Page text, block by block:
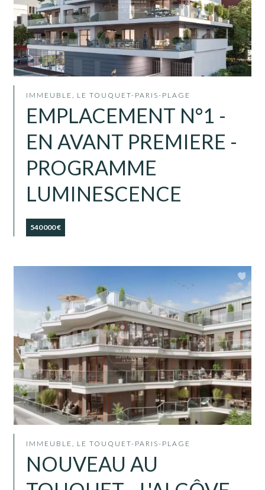
IMMEUBLE, LE TOUQUET-PARIS-PLAGE
EMPLACEMENT N°1 -
EN AVANT PREMIERE -
PROGRAMME
LUMINESCENCE
540 000 €
IMMEUBLE, LE TOUQUET-PARIS-PLAGE
NOUVEAU AU